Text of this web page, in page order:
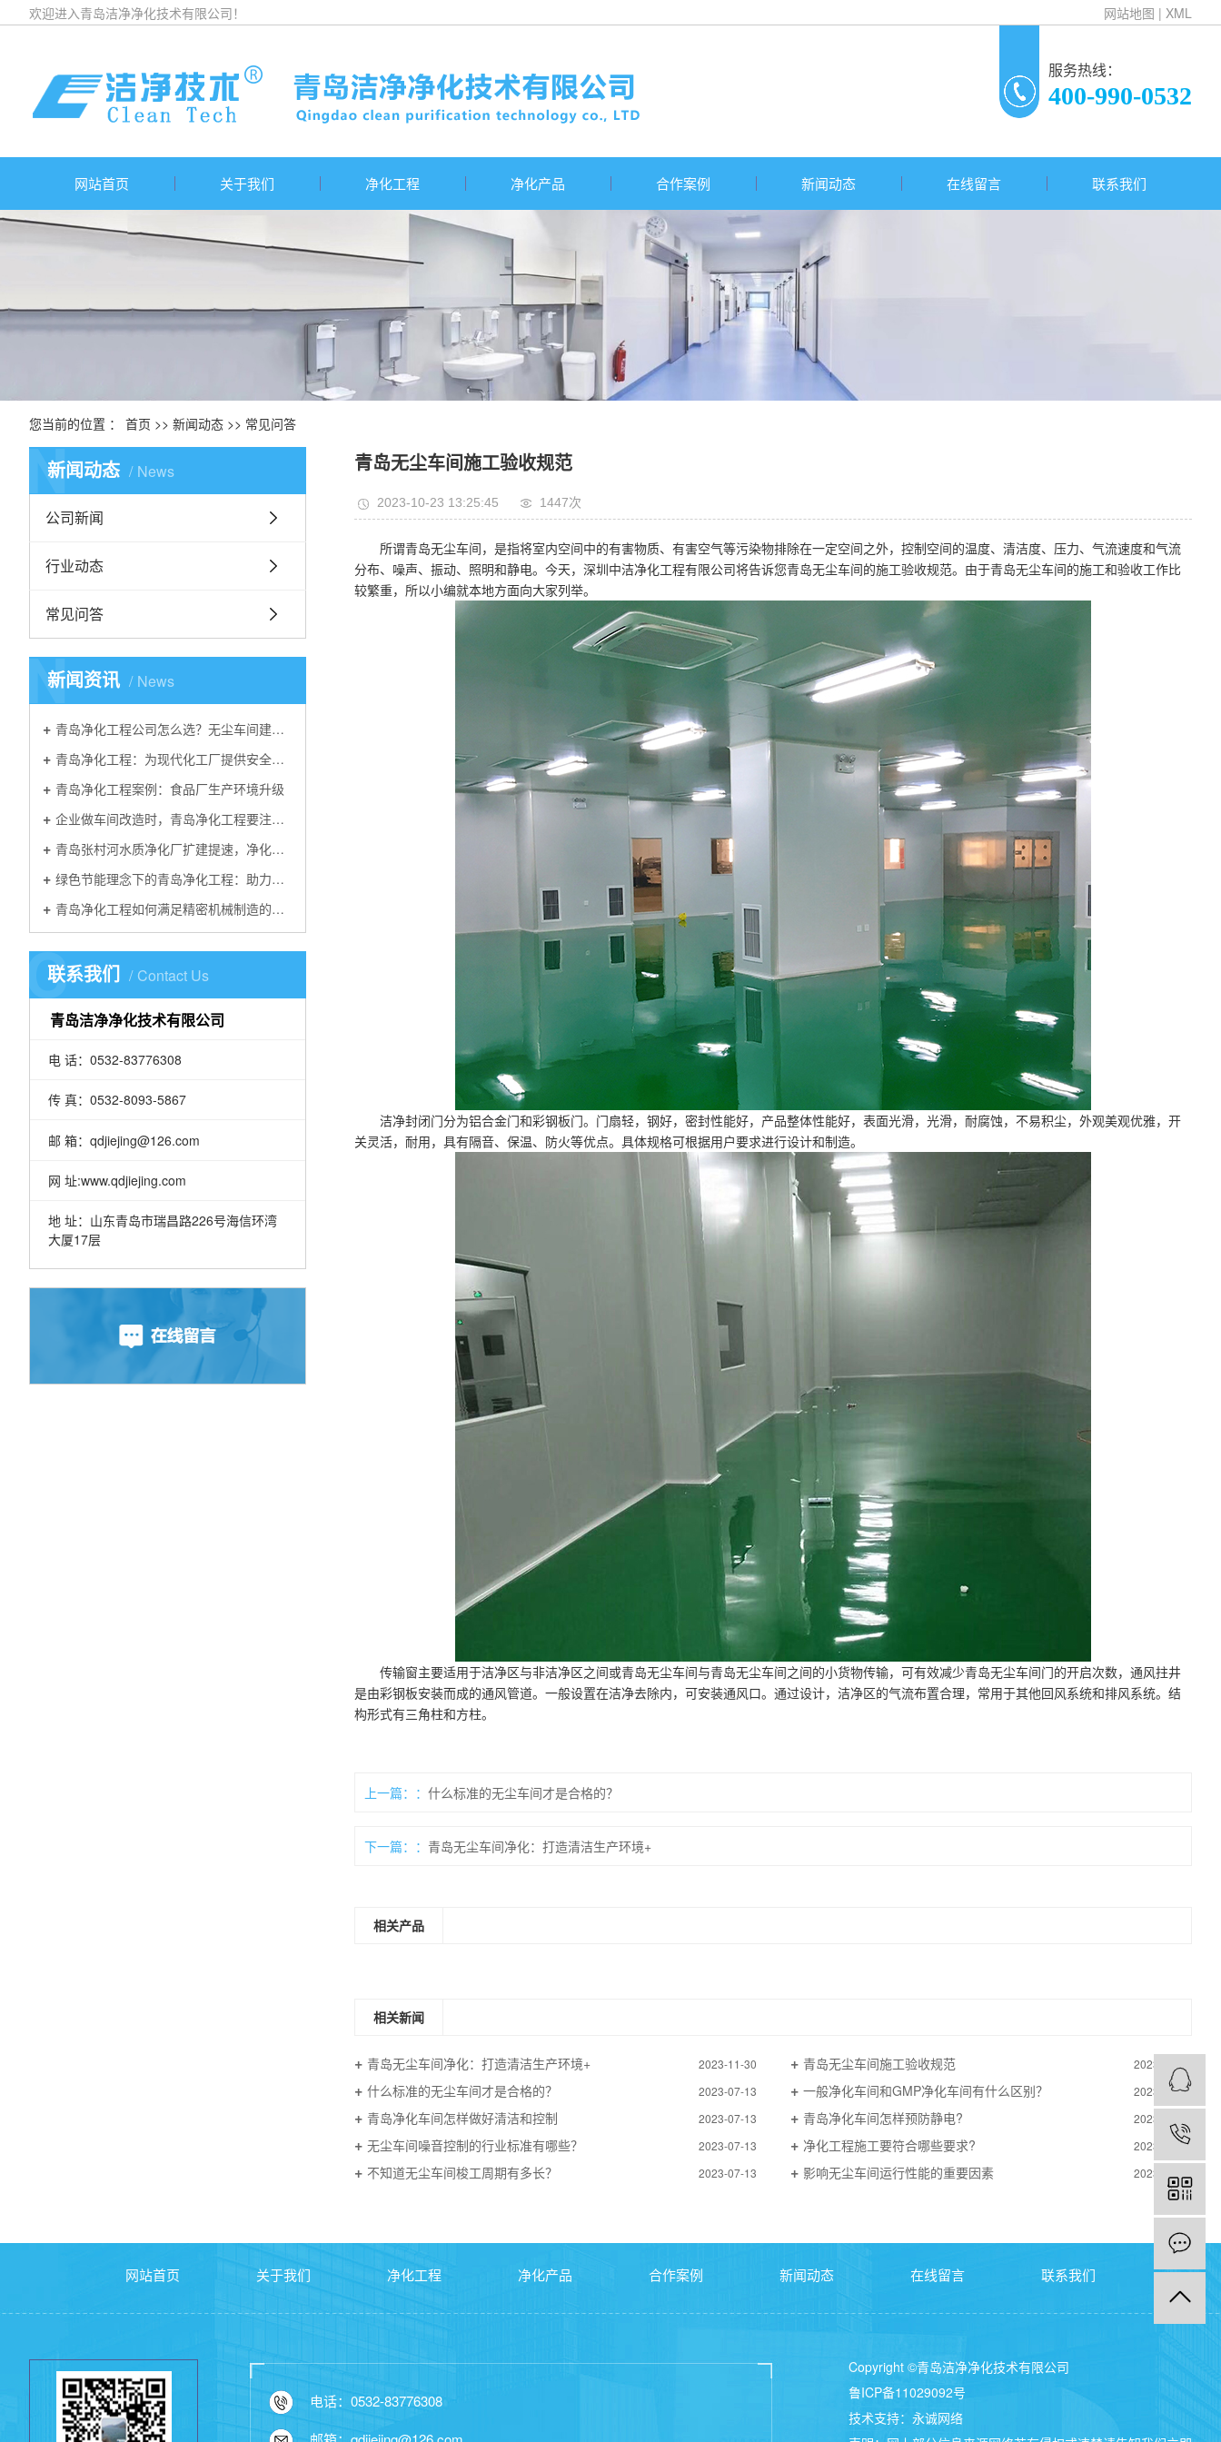
欢迎进入青岛洁净净化技术有限公司！ 网站地图 | XML
服务热线：
400-990-0532
网站首页 关于我们 净化工程 净化产品 合作案例 新闻动态 在线留言 联系我们
您当前的位置 ： 首页 >> 新闻动态 >> 常见问答
新闻动态 News
N
公司新闻
行业动态
常见问答
新闻资讯 News
N
青岛净化工程公司怎么选？无尘车间建设核心标准解析
青岛净化工程：为现代化工厂提供安全可靠的洁净环境解决方案
青岛净化工程案例：食品厂生产环境升级
企业做车间改造时，青岛净化工程要注意哪些细节
青岛张村河水质净化厂扩建提速，净化工程选青岛洁净净化
绿色节能理念下的青岛净化工程：助力可持续发展
青岛净化工程如何满足精密机械制造的洁净需求
联系我们 Contact Us
C
青岛洁净净化技术有限公司
电 话：0532-83776308
传 真：0532-8093-5867
邮 箱：qdjiejing@126.com
网 址:www.qdjiejing.com
地 址：山东青岛市瑞昌路226号海信环湾
大厦17层
青岛无尘车间施工验收规范
2023-10-23 13:25:45 1447次
所谓青岛无尘车间，是指将室内空间中的有害物质、有害空气等污染物排除在一定空间之外，控制空间的温度、清洁度、压力、气流速度和气流
分布、噪声、振动、照明和静电。今天，深圳中洁净化工程有限公司将告诉您青岛无尘车间的施工验收规范。由于青岛无尘车间的施工和验收工作比
较繁重，所以小编就本地方面向大家列举。
洁净封闭门分为铝合金门和彩钢板门。门扇轻，钢好，密封性能好，产品整体性能好，表面光滑，光滑，耐腐蚀，不易积尘，外观美观优雅，开
关灵活，耐用，具有隔音、保温、防火等优点。具体规格可根据用户要求进行设计和制造。
传输窗主要适用于洁净区与非洁净区之间或青岛无尘车间与青岛无尘车间之间的小货物传输，可有效减少青岛无尘车间门的开启次数，通风拄井
是由彩钢板安装而成的通风管道。一般设置在洁净去除内，可安装通风口。通过设计，洁净区的气流布置合理，常用于其他回风系统和排风系统。结
构形式有三角柱和方柱。
上一篇： 什么标准的无尘车间才是合格的？
下一篇： 青岛无尘车间净化：打造清洁生产环境+
相关产品
相关新闻
青岛无尘车间净化：打造清洁生产环境+ 2023-11-30 青岛无尘车间施工验收规范 2023-10-23
什么标准的无尘车间才是合格的？ 2023-07-13 一般净化车间和GMP净化车间有什么区别？ 2023-07-13
青岛净化车间怎样做好清洁和控制 2023-07-13 青岛净化车间怎样预防静电? 2023-07-13
无尘车间噪音控制的行业标准有哪些？ 2023-07-13 净化工程施工要符合哪些要求? 2023-07-13
不知道无尘车间梭工周期有多长？ 2023-07-13 影响无尘车间运行性能的重要因素 2023-07-13
网站首页 关于我们 净化工程 净化产品 合作案例 新闻动态 在线留言 联系我们
电话：0532-83776308
Copyright ©青岛洁净净化技术有限公司
鲁ICP备11029092号
技术支持： 永诚网络